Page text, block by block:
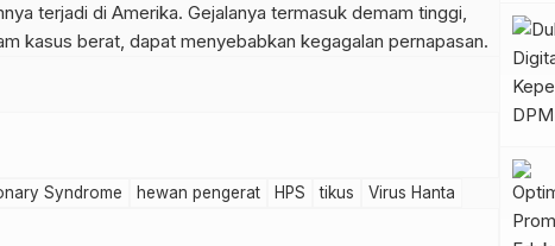
terjadi di Amerika. Gejalanya termasuk demam tinggi,
kasus berat, dapat menyebabkan kegagalan pernapasan.
Syndrome hewan pengerat HPS tikus Virus Hanta